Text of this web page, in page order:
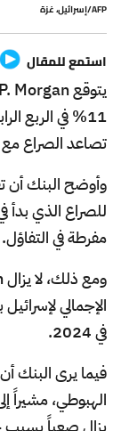
AFP/إسرائيل، غزة
استمع للمقال
11% في الربع
تصاعد الصراع
وأوضح البنك أن
للصراع الذي بدأ
مفرطة في التفاؤل.
في 2024.
فيما يرى البنك
الهبوطي، مشيراً
يزال صعباً بسبب